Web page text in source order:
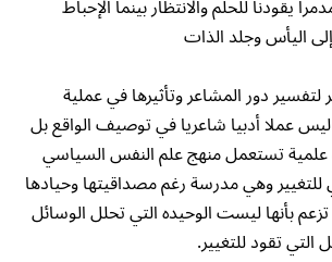
اليأس وجلد الذات
لتفسير دور المشاعر وتأثيرها في عملية
ليس عملا أدبيا شاعريا في توصيف الواقع بل
علمية تستعمل منهج علم النفس السياسي
للتغيير وهي مدرسة رغم مصداقيتها وحيادها
تزعم بأنها ليست الوحيده التي تحلل الوسائل
التي تقود للتغيير.